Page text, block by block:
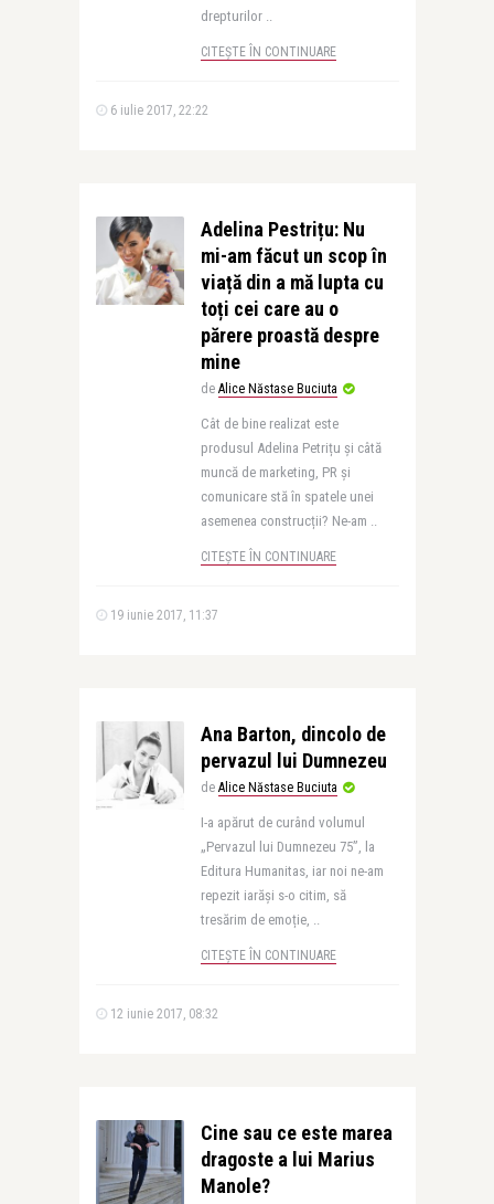
drepturilor ..
CITEȘTE ÎN CONTINUARE
6 iulie 2017, 22:22
Adelina Pestrițu: Nu
mi-am făcut un scop în
viață din a mă lupta cu
toți cei care au o
părere proastă despre
mine
de Alice Năstase Buciuta
Cât de bine realizat este
produsul Adelina Petrițu și câtă
muncă de marketing, PR și
comunicare stă în spatele unei
asemenea construcții? Ne-am ..
CITEȘTE ÎN CONTINUARE
19 iunie 2017, 11:37
Ana Barton, dincolo de
pervazul lui Dumnezeu
de Alice Năstase Buciuta
I-a apărut de curând volumul
„Pervazul lui Dumnezeu 75”, la
Editura Humanitas, iar noi ne-am
repezit iarăși s-o citim, să
tresărim de emoție, ..
CITEȘTE ÎN CONTINUARE
12 iunie 2017, 08:32
Cine sau ce este marea
dragoste a lui Marius
Manole?